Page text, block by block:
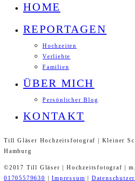
HOME
REPORTAGEN
Hochzeiten
Verliebte
Familien
ÜBER MICH
Persönlicher Blog
KONTAKT
Till Gläser Hochzeitsfotograf | Kleiner
Hamburg
©2017 Till Gläser | Hochzeitsfotograf |
01705579630
|Impressum